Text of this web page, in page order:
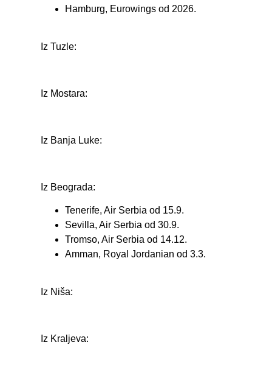
Hamburg, Eurowings od 2026.
Iz Tuzle:
Iz Mostara:
Iz Banja Luke:
Iz Beograda:
Tenerife, Air Serbia od 15.9.
Sevilla, Air Serbia od 30.9.
Tromso, Air Serbia od 14.12.
Amman, Royal Jordanian od 3.3.
Iz Niša:
Iz Kraljeva: